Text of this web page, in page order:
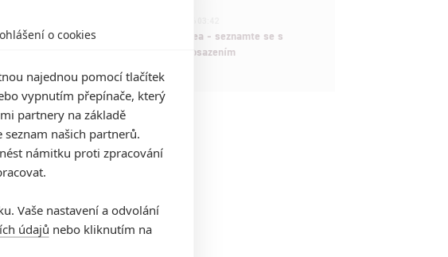
a
Velké preview: Odyssea - seznamte se s
maximálně nabitým obsazením
o cookies
najednou pomocí tlačítek
vypnutím přepínače, který
partnery na základě
našich partnerů.
námitku proti zpracování
Vaše nastavení a odvolání
údajů nebo kliknutím na